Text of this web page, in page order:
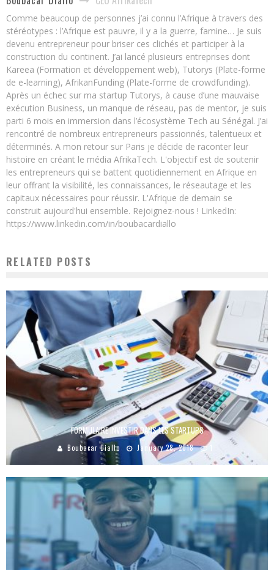
Comme beaucoup de personnes j’ai connu l’Afrique à travers des
stéréotypes : l’Afrique est pauvre, il y a la guerre, famine… Je suis
devenu entrepreneur pour briser ces clichés et participer à la
construction du continent. J’ai lancé plusieurs entreprises dont
Kareea (Formation et développement web), Tutorys (Plate-forme
de e-learning), AfrikanFunding (Plate-forme de crowdfunding).
Après un échec sur ma startup Tutorys, à cause d’une mauvaise
exécution Business, un manque de réseau, pas de mentor, je suis
parti 6 mois en immersion dans l’écosystème Tech au Sénégal. J’ai
rencontré de nombreux entrepreneurs passionnés, talentueux et
déterminés. A mon retour sur Paris je décide de raconter leur
histoire en créant le média AfrikaTech. L'objectif est de soutenir
les entrepreneurs qui se battent quotidiennement en Afrique en
leur offrant la visibilité, les connaissances, le réseautage et les
capitaux nécessaires pour réussir. L'Afrique de demain se
construit aujourd'hui ensemble. Rejoignez-nous ! LinkedIn:
https://www.linkedin.com/in/boubacardiallo
RELATED POSTS
FORMULAIRE INVESTIR DANS LES STARTUPS
Boubacar Diallo January 28, 2018